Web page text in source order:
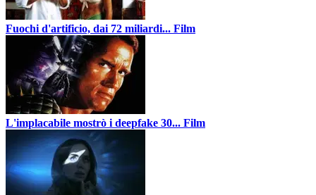
Fuochi d'artificio, dai 72 miliardi... Film
L'implacabile mostrò i deepfake 30... Film